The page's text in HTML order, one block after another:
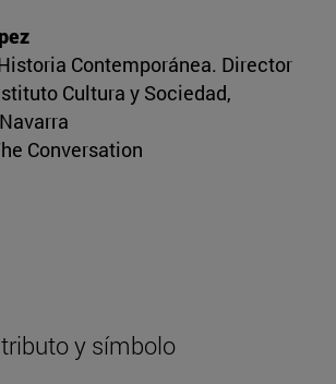
Contemporánea. Director
Cultura y Sociedad,
Conversation
y símbolo